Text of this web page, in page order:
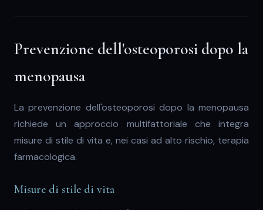
Prevenzione dell'osteoporosi dopo la
menopausa
La prevenzione dell'osteoporosi dopo la menopausa
richiede un approccio multifattoriale che integra
misure di stile di vita e, nei casi ad alto rischio, terapia
farmacologica.
Misure di stile di vita